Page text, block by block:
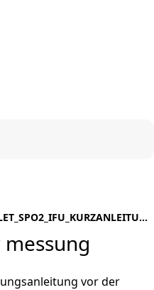
vor der